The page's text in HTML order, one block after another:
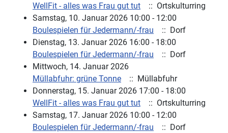
WellFit - alles was Frau gut tut
:: Ortskulturring
Samstag, 10. Januar 2026 10:00 - 12:00
Boulespielen für Jedermann/-frau
:: Dorf
Dienstag, 13. Januar 2026 16:00 - 18:00
Boulespielen für Jedermann/-frau
:: Dorf
Mittwoch, 14. Januar 2026
Müllabfuhr: grüne Tonne
:: Müllabfuhr
Donnerstag, 15. Januar 2026 17:00 - 18:00
WellFit - alles was Frau gut tut
:: Ortskulturring
Samstag, 17. Januar 2026 10:00 - 12:00
Boulespielen für Jedermann/-frau
:: Dorf